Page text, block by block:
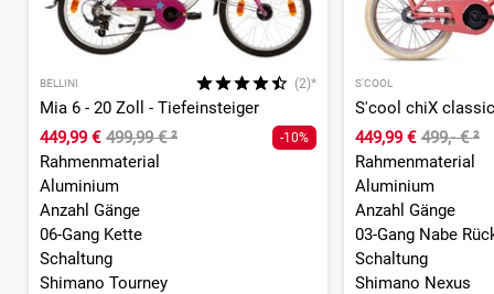
BELLINI (2)*
Mia 6 - 20 Zoll - Tiefeinsteiger
449,99 € 499,99 €² -10%
Rahmenmaterial
Aluminium
Anzahl Gänge
06-Gang Kette
Schaltung
Shimano Tourney
S'COOL
449,99 € 499,- €²
Rahmenmaterial
Aluminium
Anzahl Gänge
03-Gang Nabe
Schaltung
Shimano Nexus